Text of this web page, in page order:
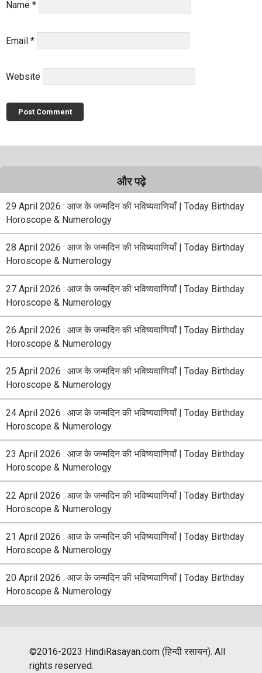
Name *
Email *
Website
और पढ़े
29 April 2026 : आज के जन्मदिन की भविष्यवाणियाँ | Today Birthday
Horoscope & Numerology
28 April 2026 : आज के जन्मदिन की भविष्यवाणियाँ | Today Birthday
Horoscope & Numerology
27 April 2026 : आज के जन्मदिन की भविष्यवाणियाँ | Today Birthday
Horoscope & Numerology
26 April 2026 : आज के जन्मदिन की भविष्यवाणियाँ | Today Birthday
Horoscope & Numerology
25 April 2026 : आज के जन्मदिन की भविष्यवाणियाँ | Today Birthday
Horoscope & Numerology
24 April 2026 : आज के जन्मदिन की भविष्यवाणियाँ | Today Birthday
Horoscope & Numerology
23 April 2026 : आज के जन्मदिन की भविष्यवाणियाँ | Today Birthday
Horoscope & Numerology
22 April 2026 : आज के जन्मदिन की भविष्यवाणियाँ | Today Birthday
Horoscope & Numerology
21 April 2026 : आज के जन्मदिन की भविष्यवाणियाँ | Today Birthday
Horoscope & Numerology
20 April 2026 : आज के जन्मदिन की भविष्यवाणियाँ | Today Birthday
Horoscope & Numerology
©2016-2023 HindiRasayan.com (हिन्दी रसायन). All
rights reserved.